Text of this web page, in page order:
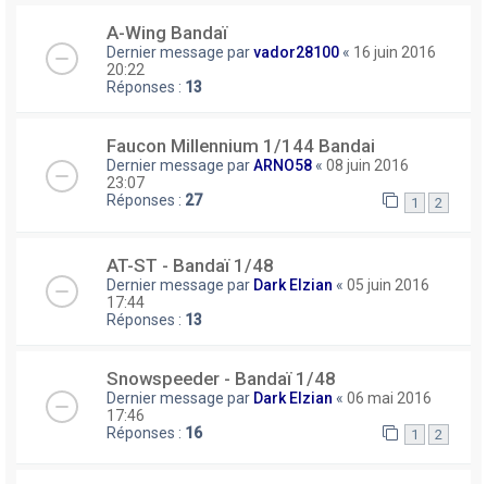
A-Wing Bandaï
Dernier message parvador28100 « 16 juin 2016
20:22
Réponses : 13
Faucon Millennium 1/144 Bandai
Dernier message parARNO58 « 08 juin 2016
23:07
Réponses : 27 1 2
AT-ST - Bandaï 1/48
Dernier message par Dark Elzian « 05 juin 2016
17:44
Réponses : 13
Snowspeeder - Bandaï 1/48
Dernier message par Dark Elzian « 06 mai 2016
17:46
Réponses : 16 1 2